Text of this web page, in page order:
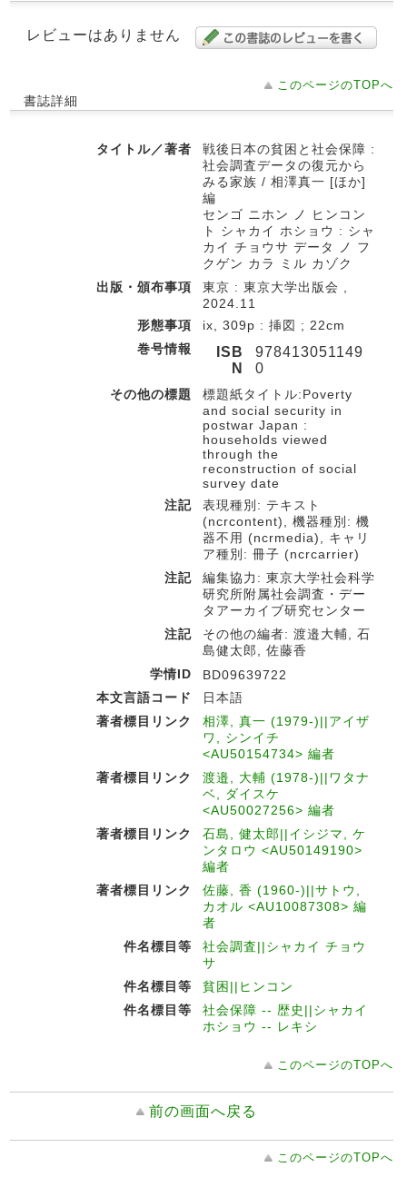
レビューはありません
このページのTOPへ
書誌詳細
タイトル／著者
戦後日本の貧困と社会保障 :
社会調査データの復元から
みる家族 / 相澤真一 [ほか]
編
センゴ ニホン ノ ヒンコン
ト シャカイ ホショウ : シャ
カイ チョウサ データ ノ フ
クゲン カラ ミル カゾク
出版・頒布事項
東京 : 東京大学出版会 ,
2024.11
形態事項
ix, 309p : 挿図 ; 22cm
巻号情報
ISB
N
978413051149
0
その他の標題
標題紙タイトル:Poverty
and social security in
postwar Japan :
households viewed
through the
reconstruction of social
survey date
注記
表現種別: テキスト
(ncrcontent), 機器種別: 機
器不用 (ncrmedia), キャリ
ア種別: 冊子 (ncrcarrier)
注記
編集協力: 東京大学社会科学
研究所附属社会調査・デー
タアーカイブ研究センター
注記
その他の編者: 渡邉大輔, 石
島健太郎, 佐藤香
学情ID
BD09639722
本文言語コード
日本語
著者標目リンク
相澤, 真一 (1979-)||アイザ
ワ, シンイチ
<AU50154734> 編者
著者標目リンク
渡邉, 大輔 (1978-)||ワタナ
ベ, ダイスケ
<AU50027256> 編者
著者標目リンク
石島, 健太郎||イシジマ, ケ
ンタロウ <AU50149190>
編者
著者標目リンク
佐藤, 香 (1960-)||サトウ,
カオル <AU10087308> 編
者
件名標目等
社会調査||シャカイ チョウ
サ
件名標目等
貧困||ヒンコン
件名標目等
社会保障 -- 歴史||シャカイ
ホショウ -- レキシ
このページのTOPへ
前の画面へ戻る
このページのTOPへ